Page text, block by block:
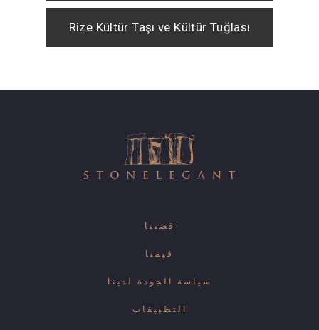
Rize Kültür Taşı ve Kültür Tuğlası
قصتنا
قيمنا
سياسة الجودة لدينا
التطبيقات